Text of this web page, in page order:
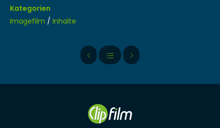
Kategorien
Imagefilm / Inhalte